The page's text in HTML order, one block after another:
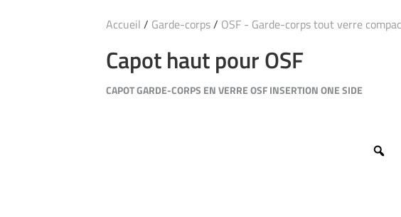
Accueil / Garde-corps/ OSF - Garde-corps tout verre
Capot haut pour OSF
CAPOT GARDE-CORPS EN VERRE OSF INSERTION ONE SIDE